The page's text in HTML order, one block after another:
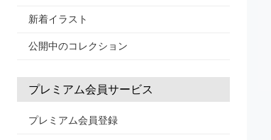
新着イラスト
公開中のコレクション
プレミアム会員サービス
プレミアム会員登録